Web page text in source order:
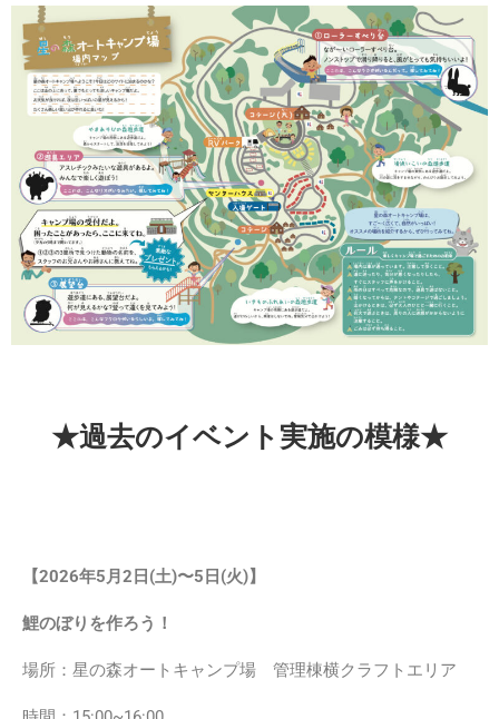
★過去のイベント実施の模様★
【2026年5月2日(土)〜5日(火)】
鯉のぼりを作ろう！
場所：星の森オートキャンプ場 管理棟横クラフトエリア